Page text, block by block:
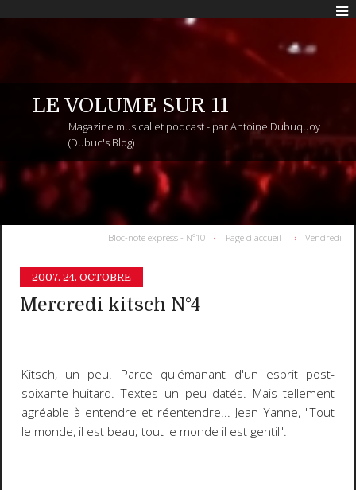
LE VOLUME SUR 11
Magazine musical et podcast - par Antoine Dubuquoy
(Dubuc's Blog)
Bloc-note express - N°10 Page d'accueil Vendredi
2007. 24. OCTOBRE
Mercredi kitsch N°4
Kitsch, un peu. Parce qu'émanant d'un esprit post-
soixante-huitard. Textes un peu datés. Mais tellement
agréable à entendre et réentendre... Jean Yanne, "Tout
le monde, il est beau; tout le monde il est gentil".